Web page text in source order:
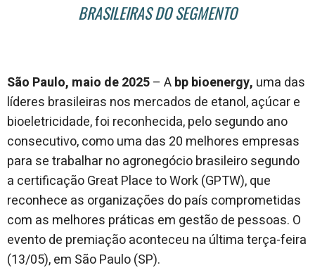
BRASILEIRAS DO SEGMENTO
São Paulo, maio de 2025– Abp bioenergy, uma das
líderes brasileiras nos mercados de etanol, açúcar e
bioeletricidade, foi reconhecida, pelo segundo ano
consecutivo, como uma das 20 melhores empresas
para se trabalhar no agronegócio brasileiro segundo
a certificação Great Place to Work (GPTW), que
reconhece as organizações do país comprometidas
com as melhores práticas em gestão de pessoas. O
evento de premiação aconteceu na última terça-feira
(13/05), em São Paulo (SP).